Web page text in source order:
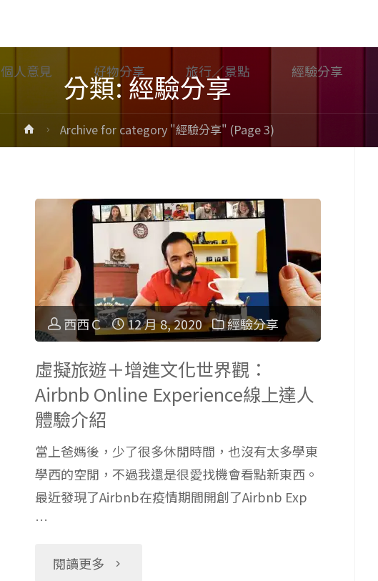
個人意見 好物分享 旅行／景點 經驗分享
分類: 經驗分享
HomeArchive for category "經驗分享" (Page 3)
西西Ｃ 12 月 8, 2020 經驗分享
虛擬旅遊＋增進文化世界觀：
Airbnb Online Experience線上達人
體驗介紹
當上爸媽後，少了很多休閒時間，也沒有太多學東
學西的空閒，不過我還是很愛找機會看點新東西。
最近發現了Airbnb在疫情期間開創了Airbnb Exp
…
閱讀更多 "虛